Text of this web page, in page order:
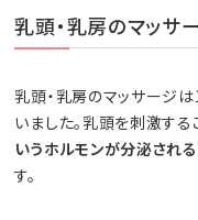
乳頭・乳房のマッサ
乳頭・乳房のマッサージ
いました。乳頭を刺激する
いうホルモンが分泌され
す。